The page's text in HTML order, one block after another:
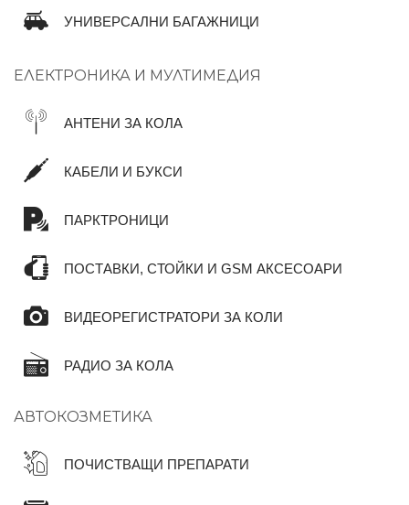
УНИВЕРСАЛНИ БАГАЖНИЦИ
ЕЛЕКТРОНИКА И МУЛТИМЕДИЯ
АНТЕНИ ЗА КОЛА
КАБЕЛИ И БУКСИ
ПАРКТРОНИЦИ
ПОСТАВКИ, СТОЙКИ И GSM АКСЕСОАРИ
ВИДЕОРЕГИСТРАТОРИ ЗА КОЛИ
РАДИО ЗА КОЛА
АВТОКОЗМЕТИКА
ПОЧИСТВАЩИ ПРЕПАРАТИ